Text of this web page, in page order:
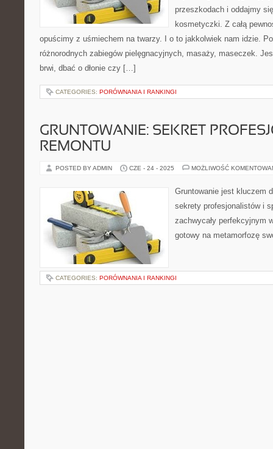
przeszkodach i oddajmy
kosmetyczki. Z całą
opuścimy z uśmiechem na twarzy. I o to jakkolwiek nam idzie.
różnorodnych zabiegów pielęgnacyjnych, masaży, maseczek.
brwi, dbać o dłonie czy […]
CATEGORIES: PORÓWNANIA I RANKINGI
GRUNTOWANIE: SEKRET
REMONTU
POSTED BY ADMIN CZE - 24 - 2025 MOŻLIWOŚĆ
Gruntowanie jest kluczem
sekrety profesjonalistów i
zachwycały perfekcyjnym
gotowy na metamorfozę
CATEGORIES: PORÓWNANIA I RANKINGI